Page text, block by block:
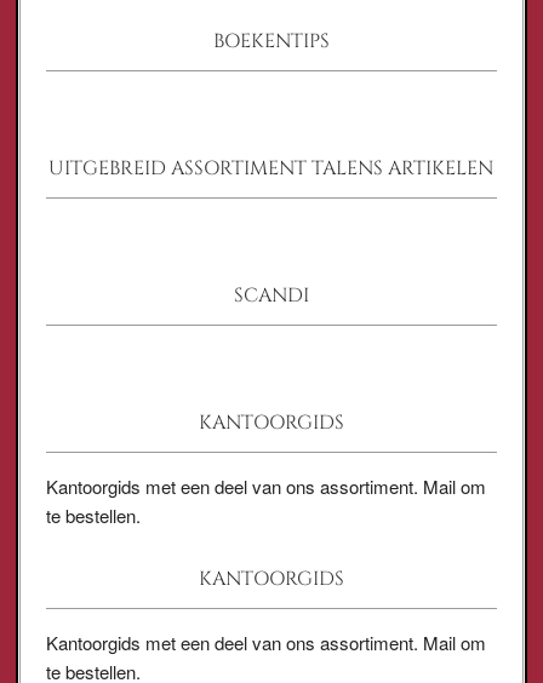
BOEKENTIPS
UITGEBREID ASSORTIMENT TALENS ARTIKELEN
SCANDI
KANTOORGIDS
Kantoorgids met een deel van ons assortiment. Mail om
te bestellen.
KANTOORGIDS
Kantoorgids met een deel van ons assortiment. Mail om
te bestellen.